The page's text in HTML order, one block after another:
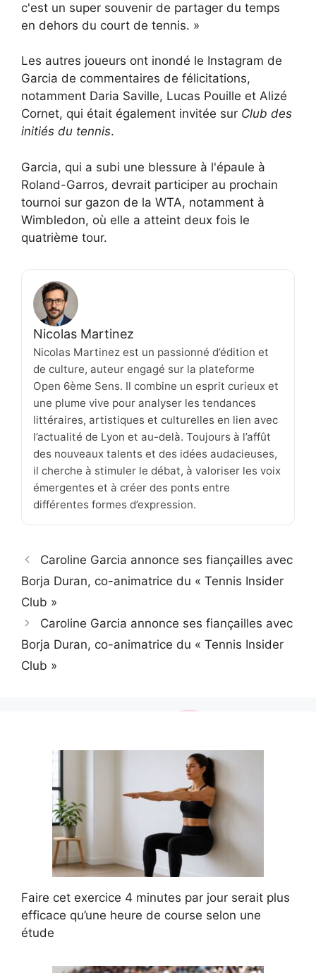
c'est un super souvenir de partager du temps
en dehors du court de tennis. »
Les autres joueurs ont inondé le Instagram de
Garcia de commentaires de félicitations,
notamment Daria Saville, Lucas Pouille et Alizé
Cornet, qui était également invitée sur Club des
initiés du tennis.
Garcia, qui a subi une blessure à l'épaule à
Roland-Garros, devrait participer au prochain
tournoi sur gazon de la WTA, notamment à
Wimbledon, où elle a atteint deux fois le
quatrième tour.
Nicolas Martinez
Nicolas Martinez est un passionné d’édition et
de culture, auteur engagé sur la plateforme
Open 6ème Sens. Il combine un esprit curieux et
une plume vive pour analyser les tendances
littéraires, artistiques et culturelles en lien avec
l’actualité de Lyon et au-delà. Toujours à l’affût
des nouveaux talents et des idées audacieuses,
il cherche à stimuler le débat, à valoriser les voix
émergentes et à créer des ponts entre
différentes formes d’expression.
Caroline Garcia annonce ses fiançailles avec
Borja Duran, co-animatrice du « Tennis Insider
Club »
Caroline Garcia annonce ses fiançailles avec
Borja Duran, co-animatrice du « Tennis Insider
Club »
Faire cet exercice 4 minutes par jour serait plus
efficace qu’une heure de course selon une
étude